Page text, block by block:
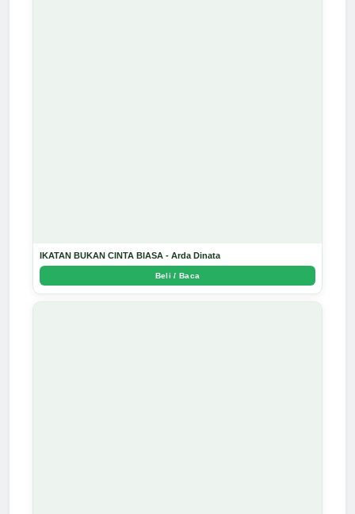
IKATAN BUKAN CINTA BIASA - Arda Dinata
Beli / Baca